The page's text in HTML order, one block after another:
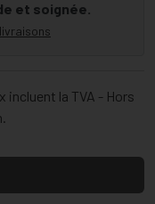
et soignée.
incluent la TVA - Hors